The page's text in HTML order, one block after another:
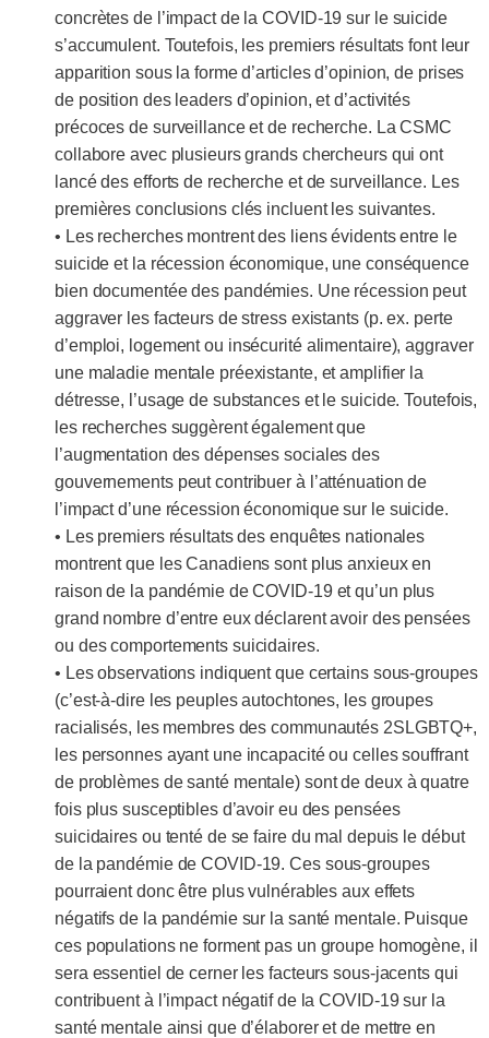
concrètes de l’impact de la COVID-19 sur le suicide
s’accumulent. Toutefois, les premiers résultats font leur
apparition sous la forme d’articles d’opinion, de prises
de position des leaders d’opinion, et d’activités
précoces de surveillance et de recherche. La CSMC
collabore avec plusieurs grands chercheurs qui ont
lancé des efforts de recherche et de surveillance. Les
premières conclusions clés incluent les suivantes.
• Les recherches montrent des liens évidents entre le
suicide et la récession économique, une conséquence
bien documentée des pandémies. Une récession peut
aggraver les facteurs de stress existants (p. ex. perte
d’emploi, logement ou insécurité alimentaire), aggraver
une maladie mentale préexistante, et amplifier la
détresse, l’usage de substances et le suicide. Toutefois,
les recherches suggèrent également que
l’augmentation des dépenses sociales des
gouvernements peut contribuer à l’atténuation de
l’impact d’une récession économique sur le suicide.
• Les premiers résultats des enquêtes nationales
montrent que les Canadiens sont plus anxieux en
raison de la pandémie de COVID-19 et qu’un plus
grand nombre d’entre eux déclarent avoir des pensées
ou des comportements suicidaires.
• Les observations indiquent que certains sous-groupes
(c’est-à-dire les peuples autochtones, les groupes
racialisés, les membres des communautés 2SLGBTQ+,
les personnes ayant une incapacité ou celles souffrant
de problèmes de santé mentale) sont de deux à quatre
fois plus susceptibles d’avoir eu des pensées
suicidaires ou tenté de se faire du mal depuis le début
de la pandémie de COVID-19. Ces sous-groupes
pourraient donc être plus vulnérables aux effets
négatifs de la pandémie sur la santé mentale. Puisque
ces populations ne forment pas un groupe homogène, il
sera essentiel de cerner les facteurs sous-jacents qui
contribuent à l’impact négatif de la COVID-19 sur la
santé mentale ainsi que d’élaborer et de mettre en